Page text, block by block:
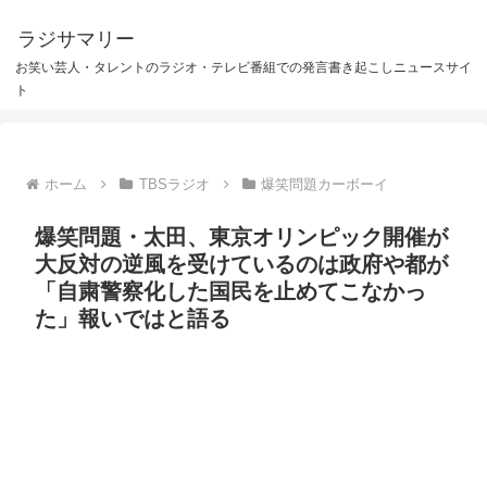
ラジサマリー
お笑い芸人・タレントのラジオ・テレビ番組での発言書き起こしニュースサイ
ト
ホーム TBSラジオ 爆笑問題カーボーイ
爆笑問題・太田、東京オリンピック開催が
大反対の逆風を受けているのは政府や都が
「自粛警察化した国民を止めてこなかっ
た」報いではと語る